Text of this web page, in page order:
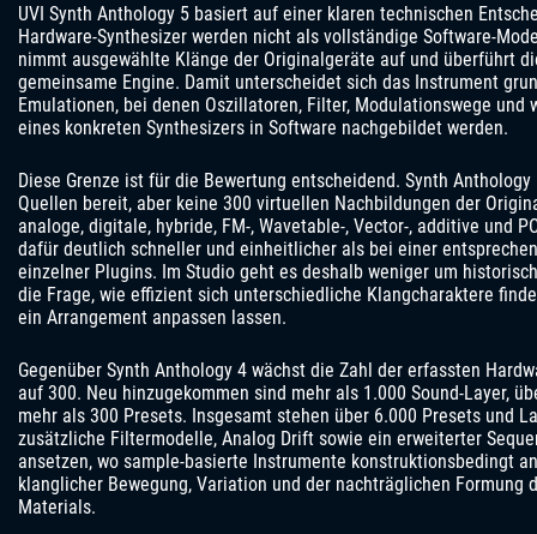
UVI Synth Anthology 5 basiert auf einer klaren technischen
Hardware-Synthesizer werden nicht als vollständige Software-
nimmt ausgewählte Klänge der Originalgeräte auf und überführt
gemeinsame Engine. Damit unterscheidet sich das Instrument
Emulationen, bei denen Oszillatoren, Filter, Modulationswege und
eines konkreten Synthesizers in Software nachgebildet werden.
Diese Grenze ist für die Bewertung entscheidend. Synth
Quellen bereit, aber keine 300 virtuellen Nachbildungen der
analoge, digitale, hybride, FM-, Wavetable-, Vector-, additive und
dafür deutlich schneller und einheitlicher als bei einer
einzelner Plugins. Im Studio geht es deshalb weniger um
die Frage, wie effizient sich unterschiedliche Klangcharaktere
ein Arrangement anpassen lassen.
Gegenüber Synth Anthology 4 wächst die Zahl der erfassten
auf 300. Neu hinzugekommen sind mehr als 1.000 Sound-Layer,
mehr als 300 Presets. Insgesamt stehen über 6.000 Presets und
zusätzliche Filtermodelle, Analog Drift sowie ein erweiterter
ansetzen, wo sample-basierte Instrumente konstruktionsbedingt
klanglicher Bewegung, Variation und der nachträglichen Formung
Materials.